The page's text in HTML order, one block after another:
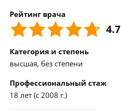
Рейтинг врача
4.7
Категория и степень
высшая, без степени
Профессиональный стаж
18 лет (с 2008 г.)